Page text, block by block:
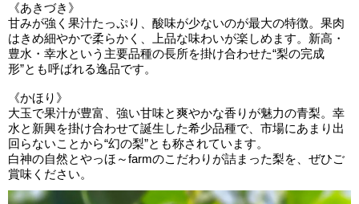
《あきづき》
甘みが強く果汁たっぷり、酸味が少ないのが最大の特徴。果肉
はきめ細やかで柔らかく、上品な味わいが楽しめます。新高・
豊水・幸水という主要品種の長所を掛け合わせた“梨の完成
形”とも呼ばれる逸品です。
《かほり》
大玉で果汁が豊富、強い甘味と爽やかな香りが魅力の青梨。幸
水と新興を掛け合わせて誕生した希少品種で、市場にあまり出
回らないことから“幻の梨”とも称されています。
白神の自然とやっほ～farmのこだわりが詰まった梨を、ぜひご
賞味ください。